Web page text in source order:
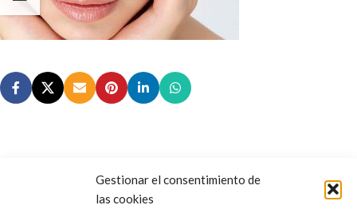
Gestionar el consentimiento de
las cookies
Copyright 2014-2025